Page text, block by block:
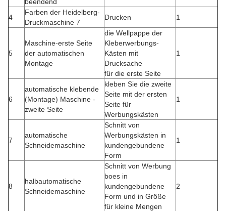
4
Farben der Heidelberg-
Druckmaschine 7
Drucken 1
5
Maschine-erste Seite
der automatischen
Montage
die Wellpappe der
Kleberwerbungs-
Kästen mit
Drucksache
für die erste Seite
1
6
automatische klebende
(Montage) Maschine -
zweite Seite
kleben Sie die zweite
Seite mit der ersten
Seite für
Werbungskästen
1
7
automatische
Schneidemaschine
Schnitt von
Werbungskästen in
kundengebundene
Form
1
8
halbautomatische
Schneidemaschine
Schnitt von Werbung
boes in
kundengebundene
Form und in Größe
für kleine Mengen
2